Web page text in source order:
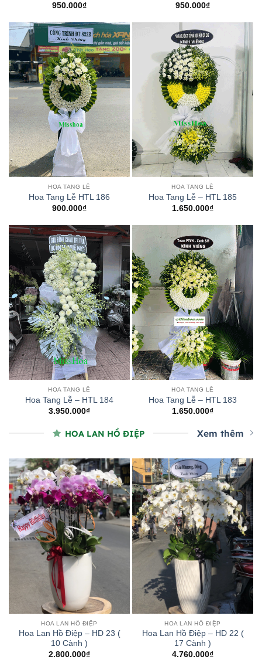
950.000₫
950.000₫
HOA TANG LỄ
Hoa Tang Lễ HTL 186
900.000₫
HOA TANG LỄ
Hoa Tang Lễ – HTL 185
1.650.000₫
HOA TANG LỄ
Hoa Tang Lễ – HTL 184
3.950.000₫
HOA TANG LỄ
Hoa Tang Lễ – HTL 183
1.650.000₫
HOA LAN HỒ ĐIỆP Xem thêm
HOA LAN HỒ ĐIỆP
Hoa Lan Hồ Điệp – HD 23 (
10 Cành )
2.800.000₫
HOA LAN HỒ ĐIỆP
Hoa Lan Hồ Điệp – HD 22 (
17 Cành )
4.760.000₫